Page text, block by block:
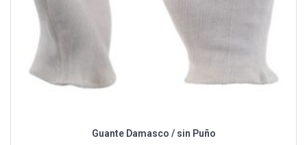
Guante Damasco / sin Puño